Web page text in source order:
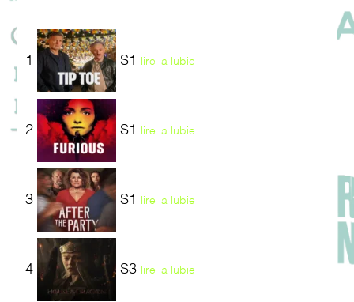
1 S1 lire la lubie
2 S1 lire la lubie
3 S1 lire la lubie
4 S3 lire la lubie